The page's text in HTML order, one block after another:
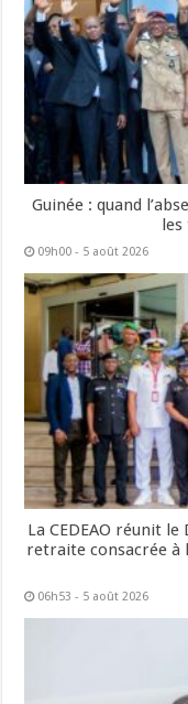
Guinée : quand
les
09h00 - 5 août 2026
La CEDEAO réunit
retraite consacrée à
06h53 - 5 août 2026